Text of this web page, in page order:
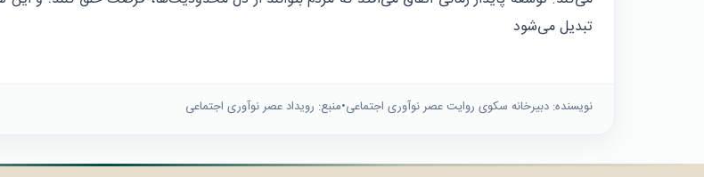
تبدیل می‌شود
نویسنده: دبیرخانه سكوى روايت عصر نوآورى اجتماعى•منبع: رویداد عصر نوآوری اجتماعی